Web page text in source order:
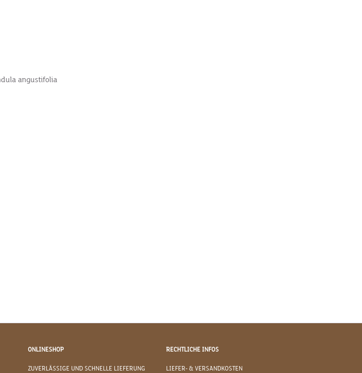
angustifolia
ONLINESHOP
ZUVERLÄSSIGE UND SCHNELLE LIEFERUNG
RECHTLICHE INFOS
LIEFER- & VERSANDKOSTEN